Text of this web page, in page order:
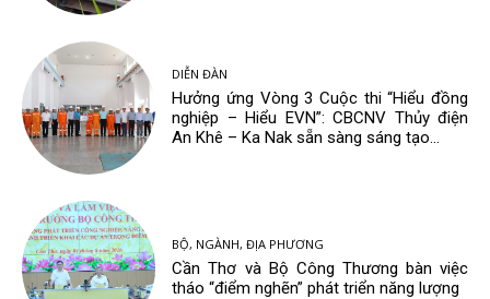
DIỄN ĐÀN
Hưởng ứng Vòng 3 Cuộc thi “Hiểu đồng
nghiệp – Hiểu EVN”: CBCNV Thủy điện
An Khê – Ka Nak sẵn sàng sáng tạo...
BỘ, NGÀNH, ĐỊA PHƯƠNG
Cần Thơ và Bộ Công Thương bàn việc
tháo “điểm nghẽn” phát triển năng lượng